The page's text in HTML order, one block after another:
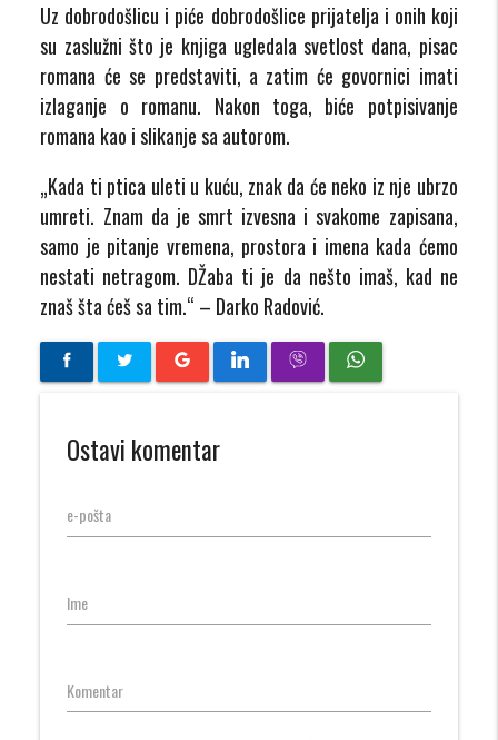
Uz dobrodošlicu i piće dobrodošlice prijatelja i onih koji
su zaslužni što je knjiga ugledala svetlost dana, pisac
romana će se predstaviti, a zatim će govornici imati
izlaganje o romanu. Nakon toga, biće potpisivanje
romana kao i slikanje sa autorom.
„Kada ti ptica uleti u kuću, znak da će neko iz nje ubrzo
umreti. Znam da je smrt izvesna i svakome zapisana,
samo je pitanje vremena, prostora i imena kada ćemo
nestati netragom. DŽaba ti je da nešto imaš, kad ne
znaš šta ćeš sa tim.“ – Darko Radović.
Ostavi komentar
e-pošta
Ime
Komentar